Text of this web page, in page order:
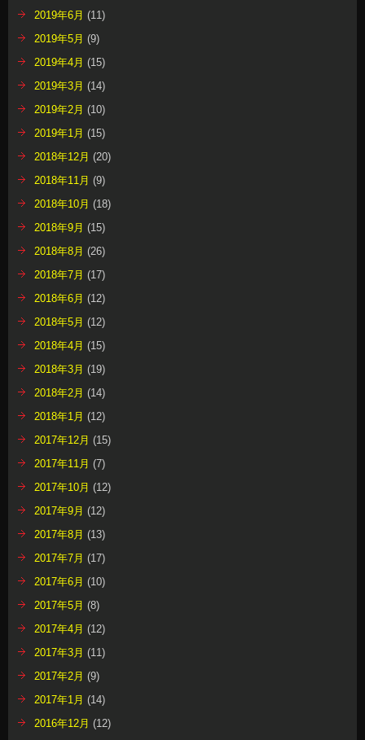
2019年6月 (11)
2019年5月 (9)
2019年4月 (15)
2019年3月 (14)
2019年2月 (10)
2019年1月 (15)
2018年12月 (20)
2018年11月 (9)
2018年10月 (18)
2018年9月 (15)
2018年8月 (26)
2018年7月 (17)
2018年6月 (12)
2018年5月 (12)
2018年4月 (15)
2018年3月 (19)
2018年2月 (14)
2018年1月 (12)
2017年12月 (15)
2017年11月 (7)
2017年10月 (12)
2017年9月 (12)
2017年8月 (13)
2017年7月 (17)
2017年6月 (10)
2017年5月 (8)
2017年4月 (12)
2017年3月 (11)
2017年2月 (9)
2017年1月 (14)
2016年12月 (12)